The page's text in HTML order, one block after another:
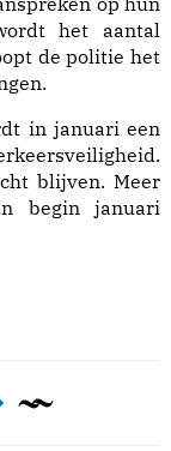
het aantal
de politie het
in januari een
blijven. Meer
begin januari